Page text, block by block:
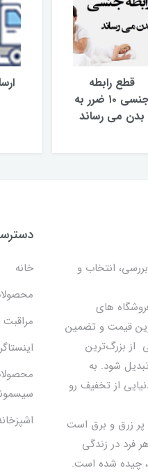
قطع رابطه
جنسی ۱۰ ضرر به
بدن می رساند
انتخاب و
های
قيمت و تضمین
از بزرگ‌ترين
شود. به
از تخفيف رو
پر زرق و برق است
فرد در زندگی
چیده شده است.
خانه